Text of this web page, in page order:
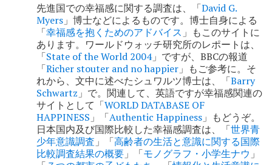
先進国での幸福感に関する調査は、「David G.
Myers 」博士などによるものです。博士自身による
「幸福感を抱くためのアドバイス 」もこのサイトに
あります。ワールドウォッチ研究所のレポートは、
「State of the World 2004」ですが、BBCの報道
「Richer stouter and no happier 」もご参考に。そ
れから、文中に述べたシュワルツ博士は、「Barry
Schwartz 」で。関連して、英語ですが幸福感関連の
サイトとして「WORLD DATABASE OF
HAPPINESS 」「Authentic Happiness 」もどうぞ。
日本国内及び国際比較した幸福感調査は、「世界青
少年意識調査 」「高齢者の生活と意識に関する国際
比較調査結果の概要 」「モノグラフ・小学生ナウ 」